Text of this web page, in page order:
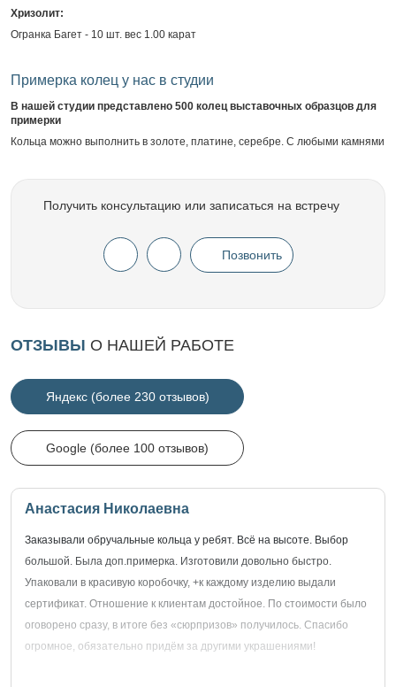
Хризолит:
Огранка Багет - 10 шт. вес 1.00 карат
Примерка колец у нас в студии
В нашей студии представлено 500 колец выставочных образцов для
примерки
Кольца можно выполнить в золоте, платине, серебре. С любыми камнями
Получить консультацию или записаться на встречу
Позвонить
ОТЗЫВЫ О НАШЕЙ РАБОТЕ
Яндекс (более 230 отзывов)
Google (более 100 отзывов)
Анастасия Николаевна
Заказывали обручальные кольца у ребят. Всё на высоте. Выбор
большой. Была доп.примерка. Изготовили довольно быстро.
Упаковали в красивую коробочку, +к каждому изделию выдали
сертификат. Отношение к клиентам достойное. По стоимости было
оговорено сразу, в итоге без «сюрпризов» получилось. Спасибо
огромное, обязательно придём за другими украшениями!